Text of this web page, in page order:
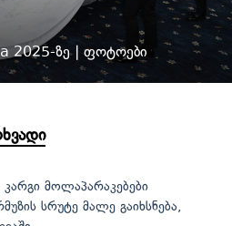
2025-ზე | ფოტოები
მოლაპარაკებები
სრუტე მალე გაიხსნება,